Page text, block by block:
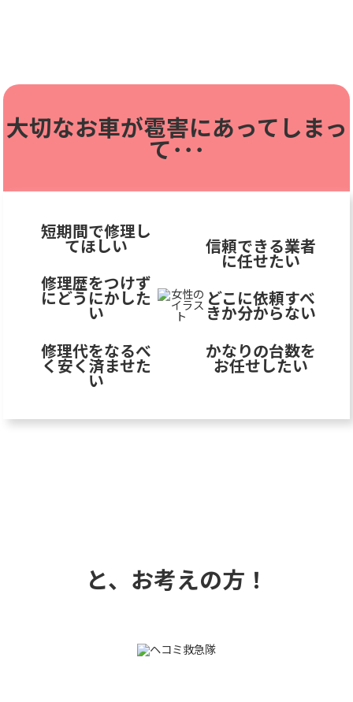
大切なお車が雹害にあってしまっ
て･･･
短期間で修理し
てほしい
修理歴をつけず
にどうにかした
い
修理代をなるべ
く安く済ませた
い
信頼できる業者
に任せたい
どこに依頼すべ
きか分からない
かなりの台数を
お任せしたい
と、お考えの方！